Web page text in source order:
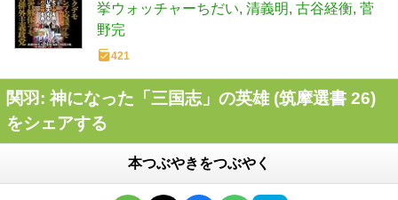
挙ウォッチャーちだい 清義明 古谷経衡 菅
野完
421
関羽: 神になった「三国志」の英雄 (筑摩選書 26)
をシェアする
本つぶやきをつぶやく